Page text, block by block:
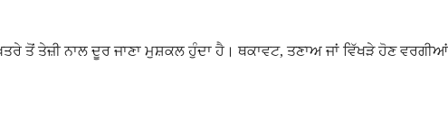
ਤੋਂ ਤੇਜ਼ੀ ਨਾਲ ਦੂਰ ਜਾਣਾ ਮੁਸ਼ਕਲ ਹੁੰਦਾ ਹੈ। ਥਕਾਵਟ, ਤਣਾਅ ਜਾਂ ਵਿੱਖੜੇ ਹੋਣ ਵਰਗੀਆਂ